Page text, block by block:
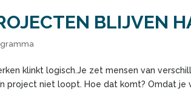
BLIJVEN
klinkt logisch.Je zet mensen van
project niet loopt. Hoe dat komt? Omdat je